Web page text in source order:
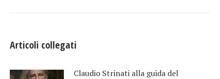
Articoli collegati
Claudio Strinati alla guida del